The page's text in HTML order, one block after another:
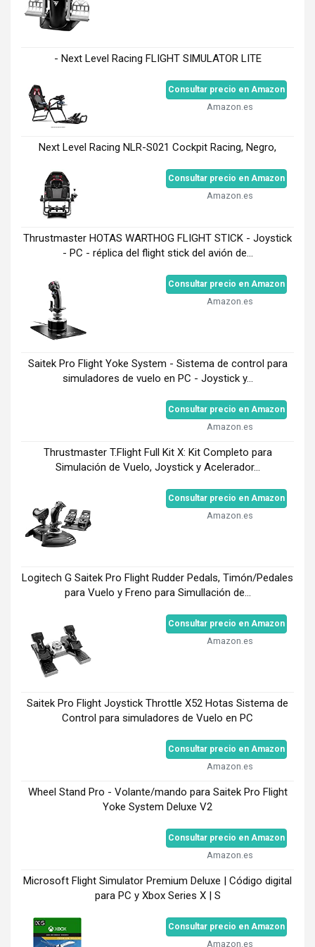
- Next Level Racing FLIGHT SIMULATOR LITE
Consultar precio en Amazon
Amazon.es
Next Level Racing NLR-S021 Cockpit Racing, Negro,
Consultar precio en Amazon
Amazon.es
Thrustmaster HOTAS WARTHOG FLIGHT STICK - Joystick
- PC - réplica del flight stick del avión de...
Consultar precio en Amazon
Amazon.es
Saitek Pro Flight Yoke System - Sistema de control para
simuladores de vuelo en PC - Joystick y...
Consultar precio en Amazon
Amazon.es
Thrustmaster T.Flight Full Kit X: Kit Completo para
Simulación de Vuelo, Joystick y Acelerador...
Consultar precio en Amazon
Amazon.es
Logitech G Saitek Pro Flight Rudder Pedals, Timón/Pedales
para Vuelo y Freno para Simullación de...
Consultar precio en Amazon
Amazon.es
Saitek Pro Flight Joystick Throttle X52 Hotas Sistema de
Control para simuladores de Vuelo en PC
Consultar precio en Amazon
Amazon.es
Wheel Stand Pro - Volante/mando para Saitek Pro Flight
Yoke System Deluxe V2
Consultar precio en Amazon
Amazon.es
Microsoft Flight Simulator Premium Deluxe | Código digital
para PC y Xbox Series X | S
Consultar precio en Amazon
Amazon.es